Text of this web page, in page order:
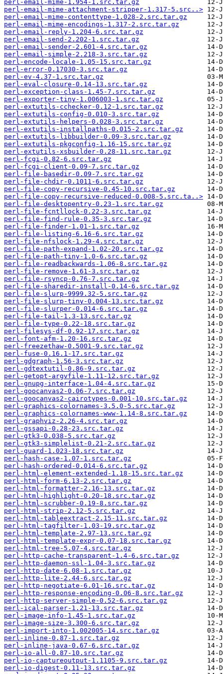
perl-email-mime-1.954-1.src.tar.gz
perl-email-mime-attachment-stripper-1.317-5.src..>
perl-email-mime-contenttype-1.028-2.src.tar.gz
perl-email-mime-encodings-1.317-2.src.tar.gz
perl-email-reply-1.204-6.src.tar.gz
perl-email-send-2.202-1.src.tar.gz
perl-email-sender-2.601-4.src.tar.gz
perl-email-simple-2.218-3.src.tar.gz
perl-encode-locale-1.05-15.src.tar.gz
perl-error-0.17030-3.src.tar.gz
perl-ev-4.37-1.src.tar.gz
perl-eval-closure-0.14-13.src.tar.gz
perl-exception-class-1.45-7.src.tar.gz
perl-exporter-tiny-1.006003-1.src.tar.gz
perl-extutils-cchecker-0.12-1.src.tar.gz
perl-extutils-config-0.010-3.src.tar.gz
perl-extutils-helpers-0.028-3.src.tar.gz
perl-extutils-installpaths-0.015-2.src.tar.gz
perl-extutils-libbuilder-0.09-3.src.tar.gz
perl-extutils-pkgconfig-1.16-15.src.tar.gz
perl-extutils-xsbuilder-0.28-11.src.tar.gz
perl-fcgi-0.82-6.src.tar.gz
perl-fcgi-client-0.09-7.src.tar.gz
perl-file-basedir-0.09-7.src.tar.gz
perl-file-chdir-0.1011-6.src.tar.gz
perl-file-copy-recursive-0.45-10.src.tar.gz
perl-file-copy-recursive-reduced-0.008-5.src.ta..>
perl-file-desktopentry-0.23-1.src.tar.gz
perl-file-fcntllock-0.22-3.src.tar.gz
perl-file-find-rule-0.35-3.src.tar.gz
perl-file-finder-1.01-1.src.tar.gz
perl-file-listing-6.16-6.src.tar.gz
perl-file-nfslock-1.29-4.src.tar.gz
perl-file-path-expand-1.02-20.src.tar.gz
perl-file-path-tiny-1.0-6.src.tar.gz
perl-file-readbackwards-1.06-8.src.tar.gz
perl-file-remove-1.61-3.src.tar.gz
perl-file-rsyncp-0.76-7.src.tar.gz
perl-file-sharedir-install-0.14-6.src.tar.gz
perl-file-slurp-9999.32-5.src.tar.gz
perl-file-slurp-tiny-0.004-13.src.tar.gz
perl-file-slurper-0.014-6.src.tar.gz
perl-file-tail-1.3-13.src.tar.gz
perl-file-type-0.22-18.src.tar.gz
perl-filesys-df-0.92-17.src.tar.gz
perl-font-afm-1.20-16.src.tar.gz
perl-freezethaw-0.5001-9.src.tar.gz
perl-fuse-0.16.1-17.src.tar.gz
perl-gdgraph-1.56-3.src.tar.gz
perl-gdtextutil-0.86-9.src.tar.gz
perl-getopt-argvfile-1.11-12.src.tar.gz
perl-gnupg-interface-1.04-4.src.tar.gz
perl-goocanvas2-0.06-7.src.tar.gz
perl-goocanvas2-cairotypes-0.001-10.src.tar.gz
perl-graphics-colornames-3.5.0-5.src.tar.gz
perl-graphics-colornames-www-1.14-8.src.tar.gz
perl-graphviz-2.26-4.src.tar.gz
perl-gssapi-0.28-23.src.tar.gz
perl-gtk3-0.038-5.src.tar.gz
perl-gtk3-simplelist-0.21-2.src.tar.gz
perl-guard-1.023-18.src.tar.gz
perl-hash-case-1.07-1.src.tar.gz
perl-hash-ordered-0.014-6.src.tar.gz
perl-html-element-extended-1.18-15.src.tar.gz
perl-html-form-6.13-2.src.tar.gz
perl-html-formatter-2.16-13.src.tar.gz
perl-html-highlight-0.20-18.src.tar.gz
perl-html-scrubber-0.19-8.src.tar.gz
perl-html-strip-2.12-5.src.tar.gz
perl-html-tableextract-2.15-11.src.tar.gz
perl-html-tagfilter-1.03-19.src.tar.gz
perl-html-template-2.97-13.src.tar.gz
perl-html-template-expr-0.07-18.src.tar.gz
perl-html-tree-5.07-4.src.tar.gz
perl-http-cache-transparent-1.4-6.src.tar.gz
perl-http-daemon-ssl-1.04-3.src.tar.gz
perl-http-date-6.08-1.src.tar.gz
perl-http-lite-2.44-6.src.tar.gz
perl-http-negotiate-6.01-16.src.tar.gz
perl-http-response-encoding-0.06-8.src.tar.gz
perl-http-server-simple-0.52-6.src.tar.gz
perl-ical-parser-1.21-13.src.tar.gz
perl-image-info-1.45-1.src.tar.gz
perl-image-size-3.300-6.src.tar.gz
perl-import-into-1.002005-14.src.tar.gz
perl-inline-0.87-1.src.tar.gz
perl-inline-java-0.67-6.src.tar.gz
perl-io-all-0.87-10.src.tar.gz
perl-io-captureoutput-1.1105-9.src.tar.gz
perl-io-digest-0.11-13.src.tar.gz